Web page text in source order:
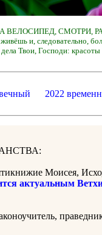
ВЕЛОСИПЕД, СМОТРИ,
и, следовательно,
Твои, Господи: красоты
2022
Моисея,
актуальным